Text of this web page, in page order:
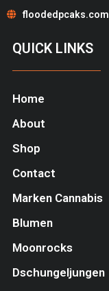
floodedpcaks.com
QUICK LINKS
Home
About
Shop
Contact
Marken Cannabis
Blumen
Moonrocks
Dschungeljungen